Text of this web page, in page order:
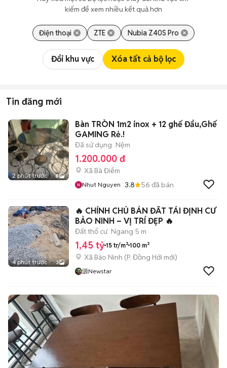
kiếm để xem nhiều kết quả hơn
Điện thoại ZTE Nubia Z40S Pro
Đổi khu vực Xóa tất cả bộ lọc
Tin đăng mới
2 phút trước 6
Bàn TRÒN 1m2 inox + 12 ghế Đẩu,Ghế
GAMING Rẻ.!
Đã sử dụng Nệm
1.200.000 đ
Xã Bà Điểm
Nhut Nguyen 3.8 56 đã bán
4 phút trước 3
🔥 CHÍNH CHỦ BÁN ĐẤT TÁI ĐỊNH CƯ
BẢO NINH – VỊ TRÍ ĐẸP 🔥
Đất thổ cư Ngang 5 m
1,45 tỷ 15 tr/m² 100 m²
Xã Bảo Ninh (P. Đồng Hới mới)
源Newstar